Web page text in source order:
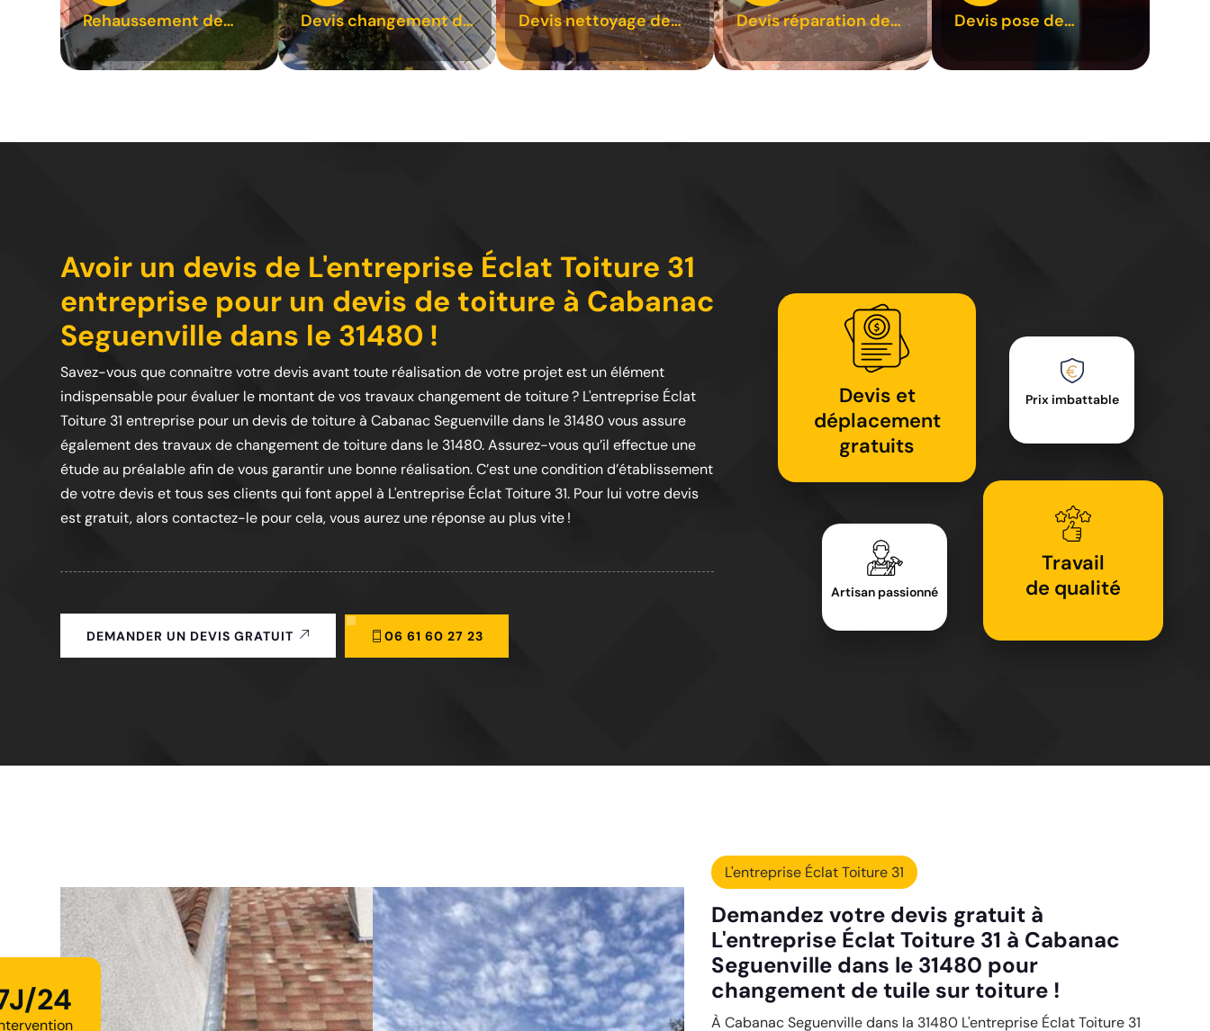
Rehaussement de
toiture 31
Devis changement de
tuile 31
Devis nettoyage de
toiture 31
Devis réparation de
toiture 31
Devis pose de
Avoir un devis de L'entreprise Éclat Toiture 31
entreprise pour un devis de toiture à Cabanac
Seguenville dans le 31480 !
Savez-vous que connaitre votre devis avant toute réalisation de votre projet est un élément
indispensable pour évaluer le montant de vos travaux changement de toiture ? L'entreprise Éclat
Toiture 31 entreprise pour un devis de toiture à Cabanac Seguenville dans le 31480 vous assure
également des travaux de changement de toiture dans le 31480. Assurez-vous qu’il effectue une
étude au préalable afin de vous garantir une bonne réalisation. C’est une condition d’établissement
de votre devis et tous ses clients qui font appel à L'entreprise Éclat Toiture 31. Pour lui votre devis
est gratuit, alors contactez-le pour cela, vous aurez une réponse au plus vite !
Devis et
déplacement
gratuits
Artisan passionné
Prix imbattable
Travail
de qualité
DEMANDER UN DEVIS GRATUIT 06 61 60 27 23
24
L'entreprise Éclat Toiture 31
Demandez votre devis gratuit à
L'entreprise Éclat Toiture 31 à Cabanac
Seguenville dans le 31480 pour
changement de tuile sur toiture !
À Cabanac Seguenville dans la 31480 L'entreprise Éclat Toiture 31